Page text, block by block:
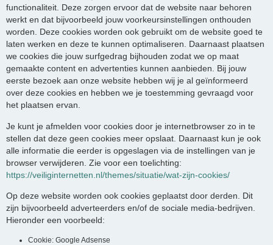
functionaliteit. Deze zorgen ervoor dat de website naar behoren
werkt en dat bijvoorbeeld jouw voorkeursinstellingen onthouden
worden. Deze cookies worden ook gebruikt om de website goed te
laten werken en deze te kunnen optimaliseren. Daarnaast plaatsen
we cookies die jouw surfgedrag bijhouden zodat we op maat
gemaakte content en advertenties kunnen aanbieden. Bij jouw
eerste bezoek aan onze website hebben wij je al geïnformeerd
over deze cookies en hebben we je toestemming gevraagd voor
het plaatsen ervan.
Je kunt je afmelden voor cookies door je internetbrowser zo in te
stellen dat deze geen cookies meer opslaat. Daarnaast kun je ook
alle informatie die eerder is opgeslagen via de instellingen van je
browser verwijderen. Zie voor een toelichting:
https://veiliginternetten.nl/themes/situatie/wat-zijn-cookies/
Op deze website worden ook cookies geplaatst door derden. Dit
zijn bijvoorbeeld adverteerders en/of de sociale media-bedrijven.
Hieronder een voorbeeld:
Cookie: Google Adsense